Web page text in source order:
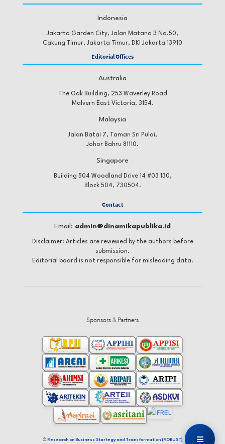
Indonesia
Jakarta Garden City, Jalan Matana 3 No.50,
Cakung Timur, Jakarta Timur, DKI Jakarta 13910
Editorial Offices
Australia
The Oak Building, 253 Waverley Road
Malvern East Victoria, 3154.
Malaysia
Jalan Batai 7, Taman Sri Pulai,
Johor Bahru 81110.
Singapore
Building 504 Woodland Drive 14 #03 130,
Block 504, 730504.
Contact
Email: admin@dinamikapublika.id
Disclaimer: Articles are reviewed by the authors before
submission.
Editorial board is not responsible for misleading data.
Sponsors & Partners
© Research on Business Startegy and Transformation (ROBUST)